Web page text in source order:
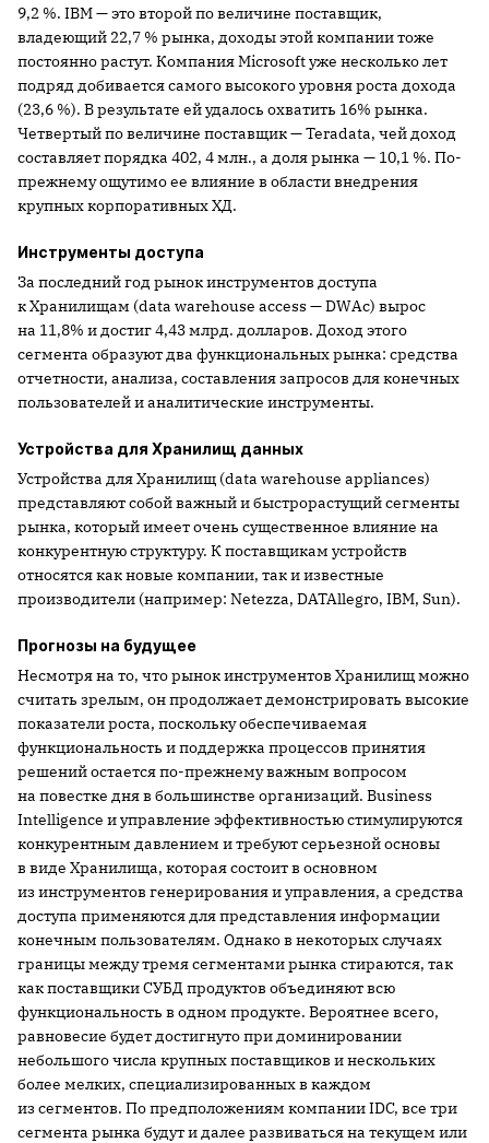
9,2 %. IBM — это второй по величине поставщик,
владеющий 22,7 % рынка, доходы этой компании тоже
постоянно растут. Компания Microsoft уже несколько лет
подряд добивается самого высокого уровня роста дохода
(23,6 %). В результате ей удалось охватить 16% рынка.
Четвертый по величине поставщик — Teradata, чей доход
составляет порядка 402, 4 млн., а доля рынка — 10,1 %. По-
прежнему ощутимо ее влияние в области внедрения
крупных корпоративных ХД.
Инструменты доступа
За последний год рынок инструментов доступа
к Хранилищам (data warehouse access — DWAc) вырос
на 11,8% и достиг 4,43 млрд. долларов. Доход этого
сегмента образуют два функциональных рынка: средства
отчетности, анализа, составления запросов для конечных
пользователей и аналитические инструменты.
Устройства для Хранилищ данных
Устройства для Хранилищ (data warehouse appliances)
представляют собой важный и быстрорастущий сегменты
рынка, который имеет очень существенное влияние на
конкурентную структуру. К поставщикам устройств
относятся как новые компании, так и известные
производители (например: Netezza, DATAllegro, IBM, Sun).
Прогнозы на будущее
Несмотря на то, что рынок инструментов Хранилищ можно
считать зрелым, он продолжает демонстрировать высокие
показатели роста, поскольку обеспечиваемая
функциональность и поддержка процессов принятия
решений остается по-прежнему важным вопросом
на повестке дня в большинстве организаций. Business
Intelligence и управление эффективностью стимулируются
конкурентным давлением и требуют серьезной основы
в виде Хранилища, которая состоит в основном
из инструментов генерирования и управления, а средства
доступа применяются для представления информации
конечным пользователям. Однако в некоторых случаях
границы между тремя сегментами рынка стираются, так
как поставщики СУБД продуктов объединяют всю
функциональность в одном продукте. Вероятнее всего,
равновесие будет достигнуто при доминировании
небольшого числа крупных поставщиков и нескольких
более мелких, специализированных в каждом
из сегментов. По предположениям компании IDC, все три
сегмента рынка будут и далее развиваться на текущем или